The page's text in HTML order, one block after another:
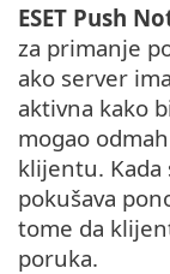
ESET Push
za primanje
ako server
aktivna kako
mogao
klijentu. Kada
pokušava
tome da
poruka.